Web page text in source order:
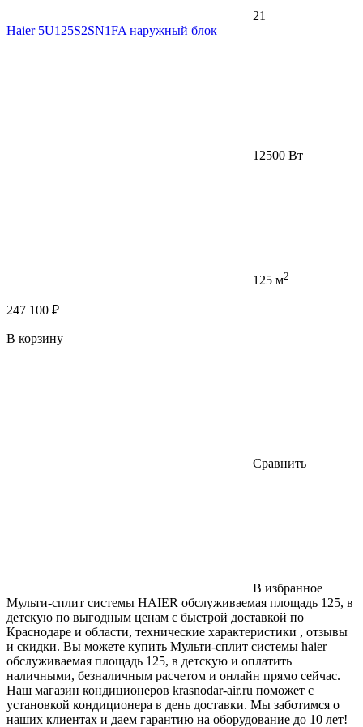
21
Haier 5U125S2SN1FA наружный блок
12500 Вт
125 м2
247 100 ₽
В корзину
Сравнить
В избранное
Мульти-сплит системы HAIER обслуживаемая площадь 125, в
детскую по выгодным ценам с быстрой доставкой по
Краснодаре и области, технические характеристики , отзывы
и скидки. Вы можете купить Мульти-сплит системы haier
обслуживаемая площадь 125, в детскую и оплатить
наличными, безналичным расчетом и онлайн прямо сейчас.
Наш магазин кондиционеров krasnodar-air.ru поможет с
установкой кондиционера в день доставки. Мы заботимся о
наших клиентах и даем гарантию на оборудование до 10 лет!